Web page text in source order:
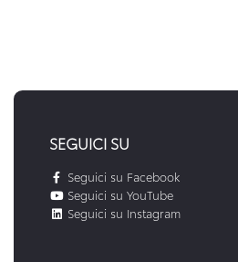
SEGUICI SU
Seguici su Facebook
Seguici su YouTube
Seguici su Instagram